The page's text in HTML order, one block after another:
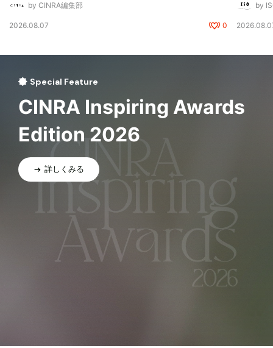
by CINRA編集部
2026.08.07 0
by
Special Feature
CINRA Inspiring Awards
Edition 2026
詳しくみる